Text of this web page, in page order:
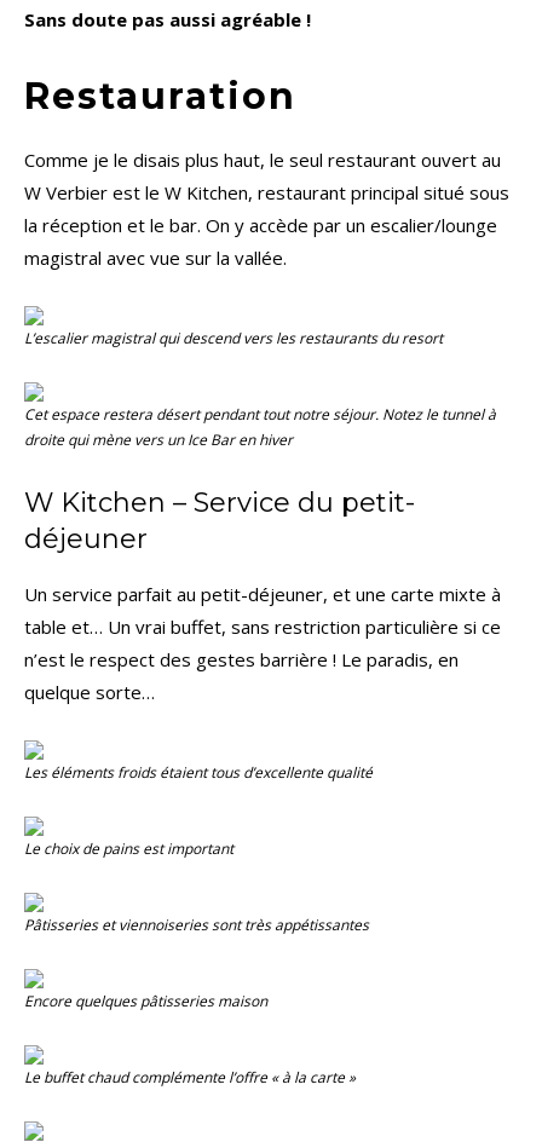
Sans doute pas aussi agréable !
Restauration
Comme je le disais plus haut, le seul restaurant ouvert au
W Verbier est le W Kitchen, restaurant principal situé sous
la réception et le bar. On y accède par un escalier/lounge
magistral avec vue sur la vallée.
L’escalier magistral qui descend vers les restaurants du resort
Cet espace restera désert pendant tout notre séjour. Notez le tunnel à
droite qui mène vers un Ice Bar en hiver
W Kitchen – Service du petit-
déjeuner
Un service parfait au petit-déjeuner, et une carte mixte à
table et… Un vrai buffet, sans restriction particulière si ce
n’est le respect des gestes barrière ! Le paradis, en
quelque sorte…
Les éléments froids étaient tous d’excellente qualité
Le choix de pains est important
Pâtisseries et viennoiseries sont très appétissantes
Encore quelques pâtisseries maison
Le buffet chaud complémente l’offre « à la carte »